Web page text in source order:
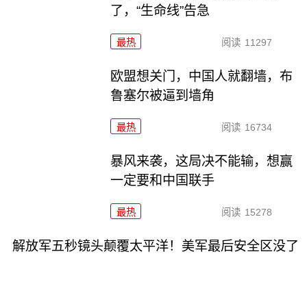
了，“生命线”告急
最热 阅读 11297
欧盟想关门，中国人就翻墙，布
鲁塞尔被逼到墙角
最热 阅读 16734
暴风来袭，这局决不能输，想赢
一定要和中国联手
最热 阅读 15278
解放军五秒镜头颠覆太平洋！美军最后安全区没了